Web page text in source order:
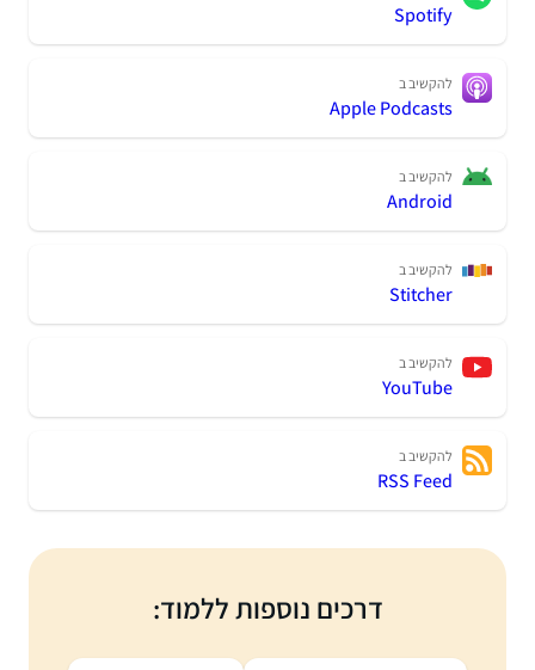
Spotify
להקשיב ב
Apple Podcasts
להקשיב ב
Android
להקשיב ב
Stitcher
להקשיב ב
YouTube
להקשיב ב
RSS Feed
דרכים נוספות ללמוד: